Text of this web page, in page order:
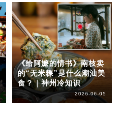
《给阿嬷的情书》南枝卖
的“无米粿”是什么潮汕美
食？｜神州冷知识
2026-06-05